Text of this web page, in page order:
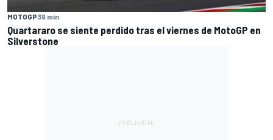
MOTOGP39 min
Quartararo se siente perdido tras el viernes de MotoGP en
Silverstone